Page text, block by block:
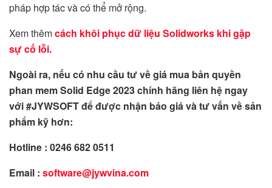
pháp hợp tác và có thể mở rộng.
Xem thêmcách khôi phục dữ liệu Solidworks khi gặp
sự cố lỗi.
Ngoài ra, nếu có nhu cầu tư về giá mua bản quyền
phan mem Solid Edge 2023 chính hãng liên hệ ngay
với #JYWSOFT để được nhận báo giá và tư vấn về sản
phẩm kỹ hơn:
Hotline : 0246 682 0511
Email : software@jywvina.com